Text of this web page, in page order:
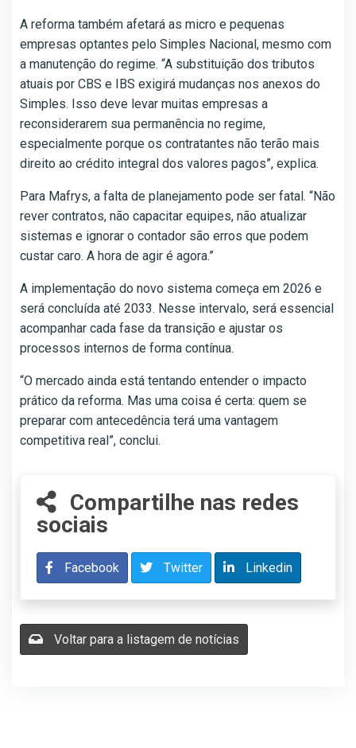
A reforma também afetará as micro e pequenas
empresas optantes pelo Simples Nacional, mesmo com
a manutenção do regime. “A substituição dos tributos
atuais por CBS e IBS exigirá mudanças nos anexos do
Simples. Isso deve levar muitas empresas a
reconsiderarem sua permanência no regime,
especialmente porque os contratantes não terão mais
direito ao crédito integral dos valores pagos”, explica.
Para Mafrys, a falta de planejamento pode ser fatal. “Não
rever contratos, não capacitar equipes, não atualizar
sistemas e ignorar o contador são erros que podem
custar caro. A hora de agir é agora.”
A implementação do novo sistema começa em 2026 e
será concluída até 2033. Nesse intervalo, será essencial
acompanhar cada fase da transição e ajustar os
processos internos de forma contínua.
“O mercado ainda está tentando entender o impacto
prático da reforma. Mas uma coisa é certa: quem se
preparar com antecedência terá uma vantagem
competitiva real”, conclui.
Compartilhe nas redes
sociais
Facebook Twitter Linkedin
Voltar para a listagem de notícias